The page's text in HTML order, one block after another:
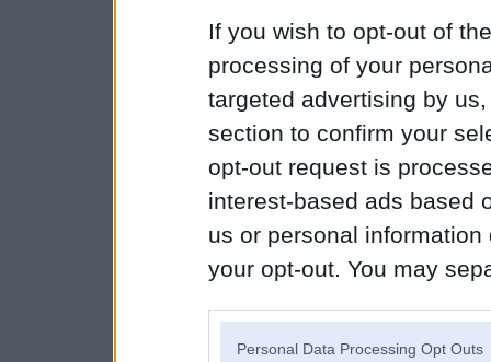
If you wish to opt-out of
processing of your
targeted advertising by
section to confirm your
opt-out request is
interest-based ads based
us or personal
your opt-out. You may
Personal Data Processing Opt Outs